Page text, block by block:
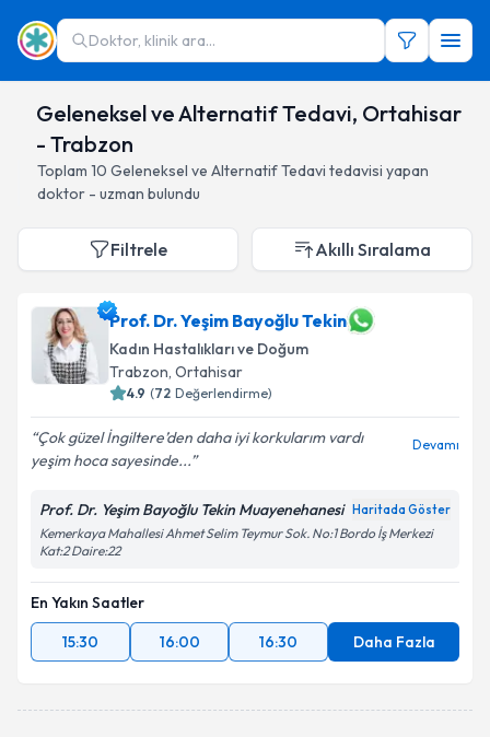
Doktor, klinik ara...
Geleneksel ve Alternatif Tedavi, Ortahisar
- Trabzon
Toplam 10 Geleneksel ve Alternatif Tedavi tedavisi yapan
doktor - uzman bulundu
Filtrele Akıllı Sıralama
Prof. Dr. Yeşim Bayoğlu Tekin
Kadın Hastalıkları ve Doğum
Trabzon, Ortahisar
4.9 (72 Değerlendirme)
Çok güzel İngiltere’den daha iyi korkularım vardı
yeşim hoca sayesinde...
Devamı
Prof. Dr. Yeşim Bayoğlu Tekin Muayenehanesi Haritada Göster
Kemerkaya Mahallesi Ahmet Selim Teymur Sok. No:1 Bordo İş Merkezi
Kat:2 Daire:22
En Yakın Saatler
15:30
16:00 16:30 Daha Fazla